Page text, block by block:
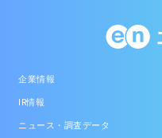
企業情報
IR情報
ニュース・調査データ